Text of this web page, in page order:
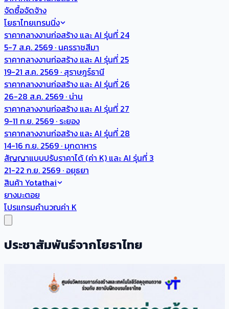
จัดซื้อจัดจ้าง
โยธาไทยเทรนนิ่ง
ราคากลางงานก่อสร้าง และ AI รุ่นที่ 24
5-7 ส.ค. 2569 · นครราชสีมา
ราคากลางงานก่อสร้าง และ AI รุ่นที่ 25
19-21 ส.ค. 2569 · สุราษฎร์ธานี
ราคากลางงานก่อสร้าง และ AI รุ่นที่ 26
26-28 ส.ค. 2569 · น่าน
ราคากลางงานก่อสร้าง และ AI รุ่นที่ 27
9-11 ก.ย. 2569 · ระยอง
ราคากลางงานก่อสร้าง และ AI รุ่นที่ 28
14-16 ก.ย. 2569 · มุกดาหาร
สัญญาแบบปรับราคาได้ (ค่า K) และ AI รุ่นที่ 3
21-22 ก.ย. 2569 · อยุธยา
สินค้า Yotathai
ยางมะตอย
โปรแกรมคำนวณค่า K
ประชาสัมพันธ์จากโยธาไทย